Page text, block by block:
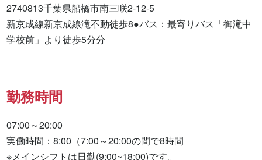
2740813千葉県船橋市南三咲2-12-5
新京成線新京成線滝不動徒歩8●バス：最寄りバス「御滝中
学校前」より徒歩5分分
勤務時間
07:00～20:00
実働時間：8:00（7:00～20:00の間で8時間
※メインシフトは日勤(9:00~18:00)です。